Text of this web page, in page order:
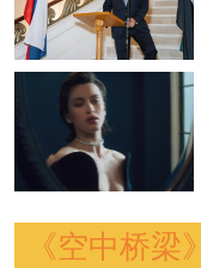
《空中桥梁》